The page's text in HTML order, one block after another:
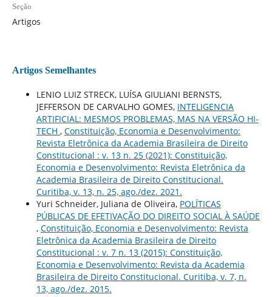
Seção
Artigos
Artigos Semelhantes
LENIO LUIZ STRECK, LUÍSA GIULIANI BERNSTS,
JEFFERSON DE CARVALHO GOMES, INTELIGENCIA
ARTIFICIAL: MESMOS PROBLEMAS, MAS NA VERSÃO HI-
TECH , Constituição, Economia e Desenvolvimento:
Revista Eletrônica da Academia Brasileira de Direito
Constitucional : v. 13 n. 25 (2021): Constituição,
Economia e Desenvolvimento: Revista Eletrônica da
Academia Brasileira de Direito Constitucional.
Curitiba, v. 13, n. 25, ago./dez. 2021.
Yuri Schneider, Juliana de Oliveira, POLÍTICAS
PÚBLICAS DE EFETIVAÇÃO DO DIREITO SOCIAL À SAÚDE
, Constituição, Economia e Desenvolvimento: Revista
Eletrônica da Academia Brasileira de Direito
Constitucional : v. 7 n. 13 (2015): Constituição,
Economia e Desenvolvimento: Revista da Academia
Brasileira de Direito Constitucional. Curitiba, v. 7, n.
13, ago./dez. 2015.